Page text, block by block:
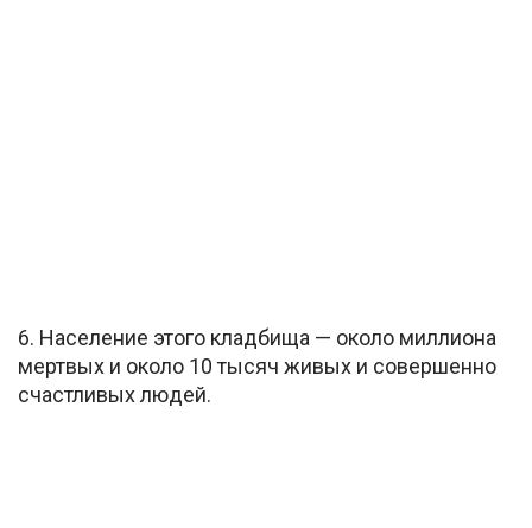
6. Население этого кладбища — около миллиона
мертвых и около 10 тысяч живых и совершенно
счастливых людей.